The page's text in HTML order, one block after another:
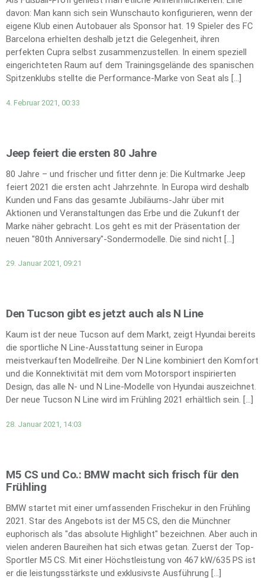
davon: Man kann sich sein Wunschauto konfigurieren, wenn der
eigene Klub einen Autobauer als Sponsor hat. 19 Spieler des FC
Barcelona erhielten deshalb jetzt die Gelegenheit, ihren
perfekten Cupra selbst zusammenzustellen. In einem speziell
eingerichteten Raum auf dem Trainingsgelände des spanischen
Spitzenklubs stellte die Performance-Marke von Seat als […]
4. Februar 2021, 00:33
Jeep feiert die ersten 80 Jahre
80 Jahre – und frischer und fitter denn je: Die Kultmarke Jeep
feiert 2021 die ersten acht Jahrzehnte. In Europa wird deshalb
Kunden und Fans das gesamte Jubiläums-Jahr über mit
Aktionen und Veranstaltungen das Erbe und die Zukunft der
Marke näher gebracht. Los geht es mit der Präsentation der
neuen "80th Anniversary"-Sondermodelle. Die sind nicht […]
29. Januar 2021, 09:21
Den Tucson gibt es jetzt auch als N Line
Kaum ist der neue Tucson auf dem Markt, zeigt Hyundai bereits
die sportliche N Line-Ausstattung seiner in Europa
meistverkauften Modellreihe. Der N Line kombiniert den Komfort
und die Konnektivität mit dem vom Motorsport inspirierten
Design, das alle N- und N Line-Modelle von Hyundai auszeichnet.
Der neue Tucson N Line wird im Frühling 2021 erhältlich sein. […]
28. Januar 2021, 14:03
M5 CS und Co.: BMW macht sich frisch für den
Frühling
BMW startet mit einer umfassenden Frischekur in den Frühling
2021. Star des Angebots ist der M5 CS, den die Münchner
euphorisch als "das absolute Highlight" bezeichnen. Aber auch in
vielen anderen Baureihen hat sich etwas getan. Zuerst der Top-
Sportler M5 CS. Mit einer Höchstleistung von 467 kW/635 PS ist
er die leistungsstärkste und exklusivste Ausführung […]